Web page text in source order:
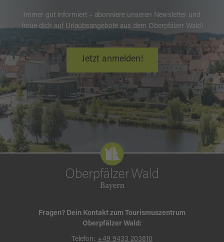
Immer gut informiert – abonniere unseren Newsletter und
freue dich auf Urlaubsangebote aus dem Oberpfälzer Wald!
Jetzt anmelden!
Fragen? Dein Kontakt zum Tourismuszentrum
Oberpfälzer Wald:
Telefon: +49 9433 203810